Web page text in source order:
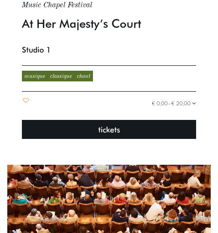
At Her Majesty’s Court
Music Chapel Festival
Studio 1
musique classique chant
€ 0,00–€ 20,00
tickets